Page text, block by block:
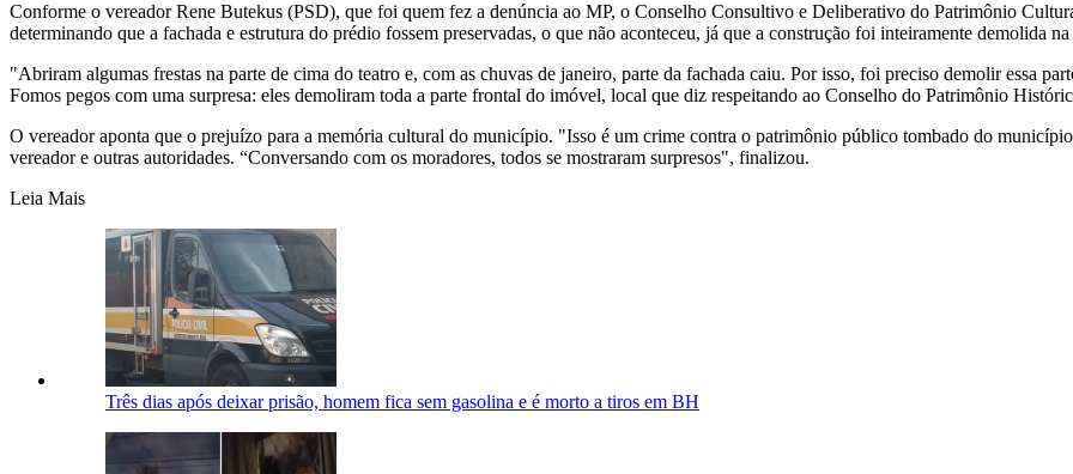
Conforme o vereador Rene Butekus (PSD), que foi quem fez a denúncia ao MP, o Conselho Consultivo e Deliberativo do Patrimônio
determinando que a fachada e estrutura do prédio fossem preservadas, o que não aconteceu, já que a construção foi inteiramente demolida
"Abriram algumas frestas na parte de cima do teatro e, com as chuvas de janeiro, parte da fachada caiu. Por isso, foi preciso demolir essa
Fomos pegos com uma surpresa: eles demoliram toda a parte frontal do imóvel, local que diz respeitando ao Conselho do Patrimônio
O vereador aponta que o prejuízo para a memória cultural do município. "Isso é um crime contra o patrimônio público tombado do
vereador e outras autoridades. “Conversando com os moradores, todos se mostraram surpresos", finalizou.
Leia Mais
Três dias após deixar prisão, homem fica sem gasolina e é morto a tiros em BH